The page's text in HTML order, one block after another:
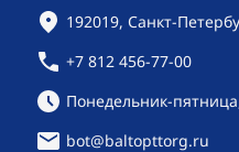
Контактная
192019, Санкт-
+7 812 456-77-00
Режим работы:
Понедельник-
bot@baltopttorg.ru